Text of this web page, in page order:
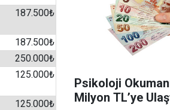
187.500₺
187.500₺
250.000₺
125.000₺
125.000₺
Psikoloji
Milyon TL’ye